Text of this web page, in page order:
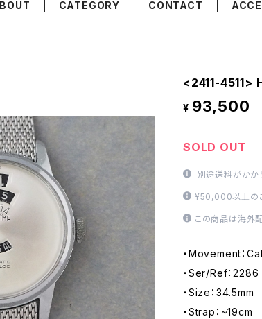
CATEGORY CONTACT
<2411-4511>
¥ 93,500
SOLD OUT
別途送料がかか
¥50,000以上の
この商品は海外
・Movement：
・Ser/Ref：
・Size：34.5mm
・Strap：